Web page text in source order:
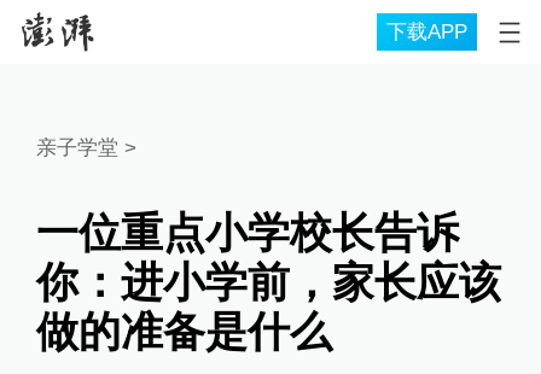
下载APP
亲子学堂 >
一位重点小学校长告诉
你：进小学前，家长应该
做的准备是什么